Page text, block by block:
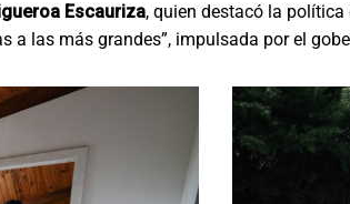
Escauriza, quien destacó la
a las más grandes”, impulsada por el